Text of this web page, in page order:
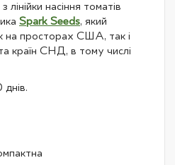
насіння томатів
Spark Seeds, який
на просторах США, так і
країн СНД, в тому числі